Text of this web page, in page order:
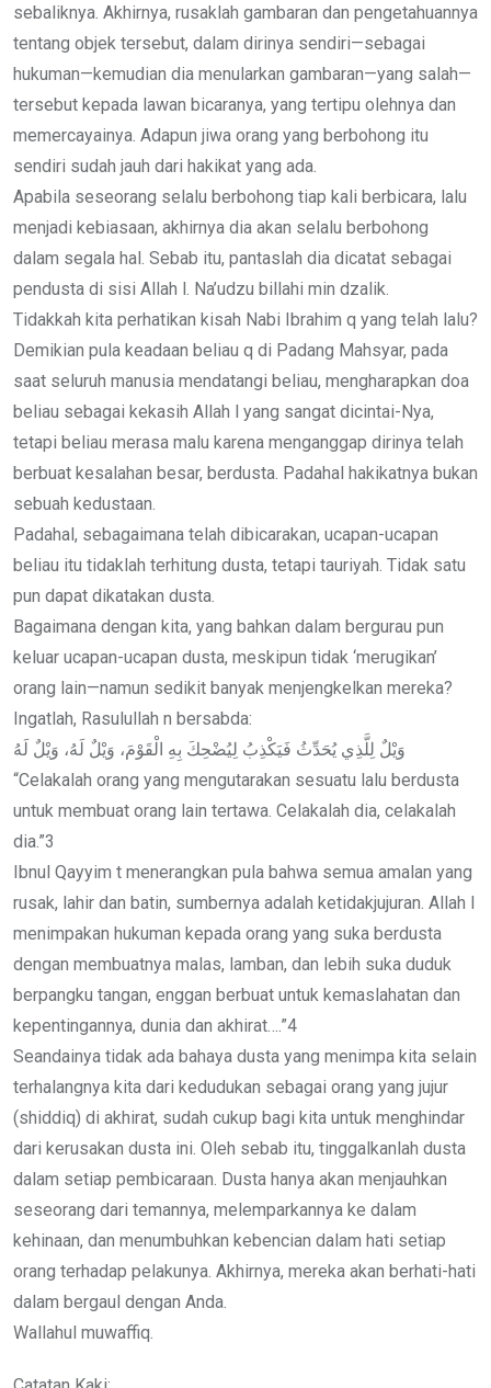
sebaliknya. Akhirnya, rusaklah gambaran dan pengetahuannya
tentang objek tersebut, dalam dirinya sendiri—sebagai
hukuman—kemudian dia menularkan gambaran—yang salah—
tersebut kepada lawan bicaranya, yang tertipu olehnya dan
memercayainya. Adapun jiwa orang yang berbohong itu
sendiri sudah jauh dari hakikat yang ada.
Apabila seseorang selalu berbohong tiap kali berbicara, lalu
menjadi kebiasaan, akhirnya dia akan selalu berbohong
dalam segala hal. Sebab itu, pantaslah dia dicatat sebagai
pendusta di sisi Allah l. Na’udzu billahi min dzalik.
Tidakkah kita perhatikan kisah Nabi Ibrahim q yang telah lalu?
Demikian pula keadaan beliau q di Padang Mahsyar, pada
saat seluruh manusia mendatangi beliau, mengharapkan doa
beliau sebagai kekasih Allah l yang sangat dicintai-Nya,
tetapi beliau merasa malu karena menganggap dirinya telah
berbuat kesalahan besar, berdusta. Padahal hakikatnya bukan
sebuah kedustaan.
Padahal, sebagaimana telah dibicarakan, ucapan-ucapan
beliau itu tidaklah terhitung dusta, tetapi tauriyah. Tidak satu
pun dapat dikatakan dusta.
Bagaimana dengan kita, yang bahkan dalam bergurau pun
keluar ucapan-ucapan dusta, meskipun tidak ‘merugikan’
orang lain—namun sedikit banyak menjengkelkan mereka?
Ingatlah, Rasulullah n bersabda:
وَيْلٌ لِلَّذِي يُحَدِّثُ فَيَكْذِبُ لِيُضْحِكَ بِهِ الْقَوْمَ، وَيْلٌ لَهُ، وَيْلٌ لَهُ
“Celakalah orang yang mengutarakan sesuatu lalu berdusta
untuk membuat orang lain tertawa. Celakalah dia, celakalah
dia.”3
Ibnul Qayyim t menerangkan pula bahwa semua amalan yang
rusak, lahir dan batin, sumbernya adalah ketidakjujuran. Allah l
menimpakan hukuman kepada orang yang suka berdusta
dengan membuatnya malas, lamban, dan lebih suka duduk
berpangku tangan, enggan berbuat untuk kemaslahatan dan
kepentingannya, dunia dan akhirat….”4
Seandainya tidak ada bahaya dusta yang menimpa kita selain
terhalangnya kita dari kedudukan sebagai orang yang jujur
(shiddiq) di akhirat, sudah cukup bagi kita untuk menghindar
dari kerusakan dusta ini. Oleh sebab itu, tinggalkanlah dusta
dalam setiap pembicaraan. Dusta hanya akan menjauhkan
seseorang dari temannya, melemparkannya ke dalam
kehinaan, dan menumbuhkan kebencian dalam hati setiap
orang terhadap pelakunya. Akhirnya, mereka akan berhati-hati
dalam bergaul dengan Anda.
Wallahul muwaffiq.